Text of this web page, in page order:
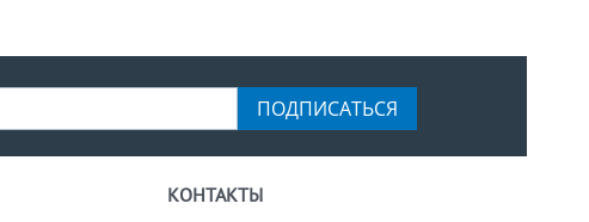
ПОДПИСАТЬСЯ
КОНТАКТЫ